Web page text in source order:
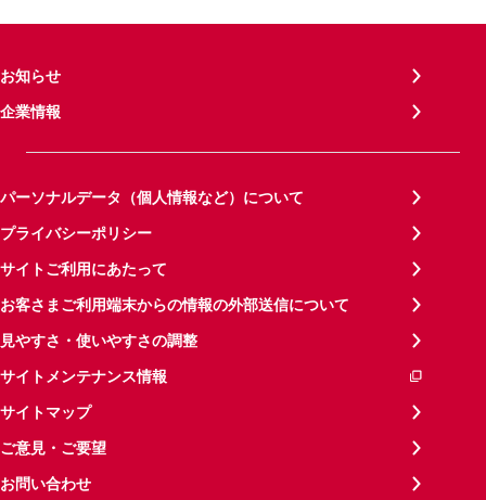
お知らせ
企業情報
パーソナルデータ（個人情報など）について
プライバシーポリシー
サイトご利用にあたって
お客さまご利用端末からの情報の外部送信について
見やすさ・使いやすさの調整
サイトメンテナンス情報
サイトマップ
ご意見・ご要望
お問い合わせ